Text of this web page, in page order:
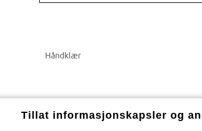
Håndklær
Tillat informasjonskapsler og